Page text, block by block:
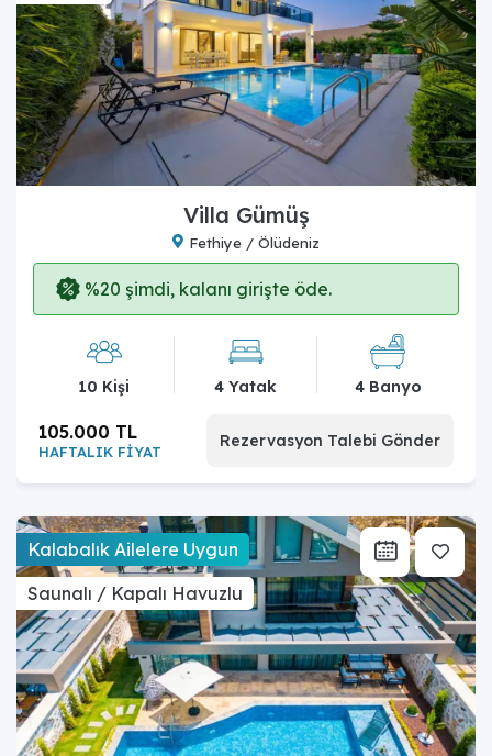
Villa Gümüş
Fethiye / Ölüdeniz
%20 şimdi, kalanı girişte öde.
10 Kişi 4 Yatak 4 Banyo
HAFTALIK FİYAT
105.000 TL Rezervasyon Talebi Gönder
Kalabalık Ailelere Uygun
Saunalı / Kapalı Havuzlu